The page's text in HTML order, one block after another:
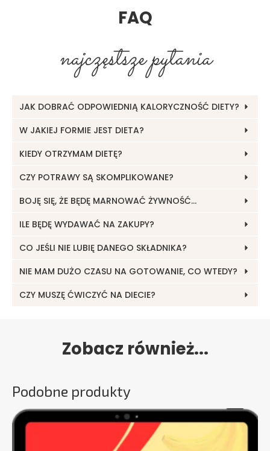
b
o
k
-
a
m
FAQ
najczęstsze pytania
JAK DOBRAĆ ODPOWIEDNIĄ KALORYCZNOŚĆ DIETY?
W JAKIEJ FORMIE JEST DIETA?
KIEDY OTRZYMAM DIETĘ?
CZY POTRAWY SĄ SKOMPLIKOWANE?
BOJĘ SIĘ, ŻE BĘDĘ MARNOWAĆ ŻYWNOŚĆ…
ILE BĘDĘ WYDAWAĆ NA ZAKUPY?
CO JEŚLI NIE LUBIĘ DANEGO SKŁADNIKA?
NIE MAM DUŻO CZASU NA GOTOWANIE, CO WTEDY?
CZY MUSZĘ ĆWICZYĆ NA DIECIE?
Zobacz również...
Podobne produkty
Ten